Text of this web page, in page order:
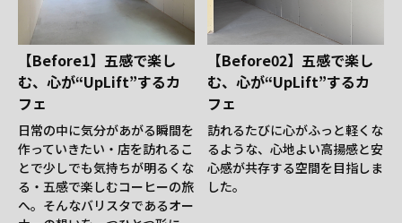
【Before1】五感で楽し
む、心が“UpLift”するカ
フェ
日常の中に気分があがる瞬間を
作っていきたい・店を訪れるこ
とで少しでも気持ちが明るくな
る・五感で楽しむコーヒーの旅
へ。そんなバリスタであるオー
【Before02】五感で楽し
む、心が“UpLift”するカ
フェ
訪れるたびに心がふっと軽くな
るような、心地よい高揚感と安
心感が共存する空間を目指しま
した。